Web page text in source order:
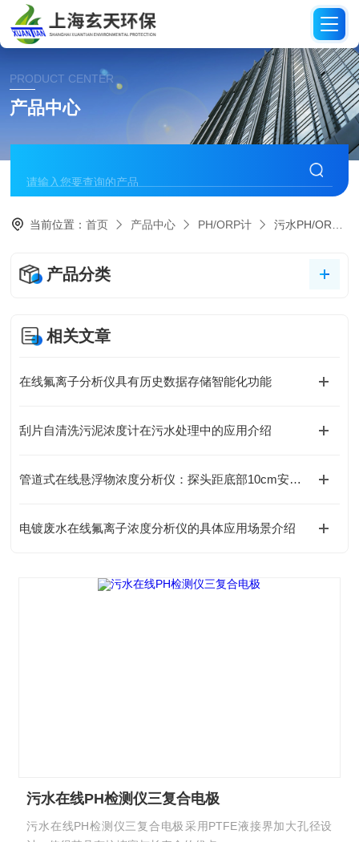
PRODUCT CENTER
产品中心
当前位置：首页 产品中心 PH/ORP计 污水PH/ORP计
产品分类
相关文章
在线氟离子分析仪具有历史数据存储智能化功能
刮片自清洗污泥浓度计在污水处理中的应用介绍
管道式在线悬浮物浓度分析仪：探头距底部10cm安装的核心原因
电镀废水在线氟离子浓度分析仪的具体应用场景介绍
污水在线PH检测仪三复合电极
污水在线PH检测仪三复合电极​​采用PTFE液接界加大孔径设